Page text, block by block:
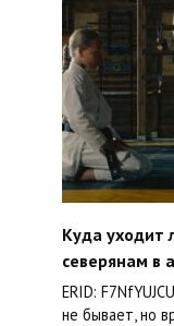
Куда уходит
северянам в
ERID:
не бывает, но